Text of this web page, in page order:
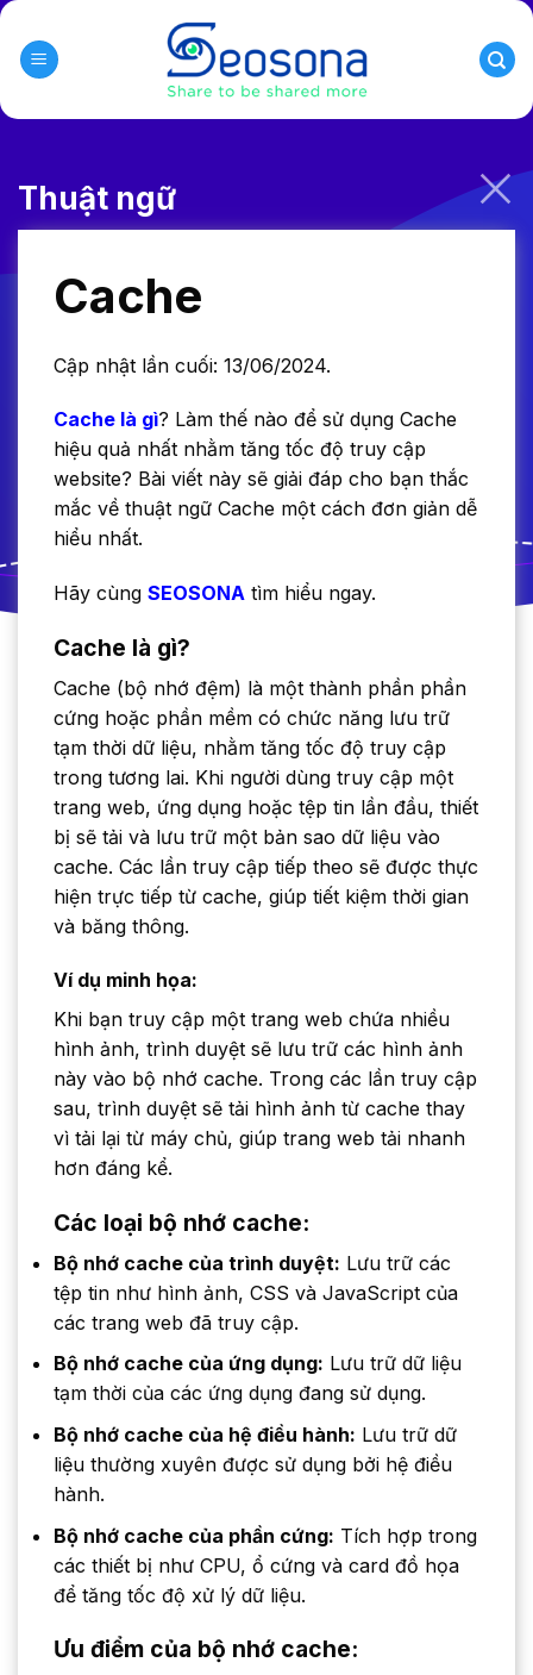
Skip
content
Thuật ngữ
Cache
Cập nhật lần cuối: 13/06/2024.
Cache là gì? Làm thế nào để sử dụng Cache
hiệu quả nhất nhằm tăng tốc độ truy cập
website? Bài viết này sẽ giải đáp cho bạn thắc
mắc về thuật ngữ Cache một cách đơn giản dễ
hiểu nhất.
Hãy cùng SEOSONA tìm hiểu ngay.
Cache là gì?
Cache (bộ nhớ đệm) là một thành phần phần
cứng hoặc phần mềm có chức năng lưu trữ
tạm thời dữ liệu, nhằm tăng tốc độ truy cập
trong tương lai. Khi người dùng truy cập một
trang web, ứng dụng hoặc tệp tin lần đầu, thiết
bị sẽ tải và lưu trữ một bản sao dữ liệu vào
cache. Các lần truy cập tiếp theo sẽ được thực
hiện trực tiếp từ cache, giúp tiết kiệm thời gian
và băng thông.
Ví dụ minh họa:
Khi bạn truy cập một trang web chứa nhiều
hình ảnh, trình duyệt sẽ lưu trữ các hình ảnh
này vào bộ nhớ cache. Trong các lần truy cập
sau, trình duyệt sẽ tải hình ảnh từ cache thay
vì tải lại từ máy chủ, giúp trang web tải nhanh
hơn đáng kể.
Các loại bộ nhớ cache:
Bộ nhớ cache của trình duyệt: Lưu trữ các
tệp tin như hình ảnh, CSS và JavaScript của
các trang web đã truy cập.
Bộ nhớ cache của ứng dụng: Lưu trữ dữ liệu
tạm thời của các ứng dụng đang sử dụng.
Bộ nhớ cache của hệ điều hành: Lưu trữ dữ
liệu thường xuyên được sử dụng bởi hệ điều
hành.
Bộ nhớ cache của phần cứng: Tích hợp trong
các thiết bị như CPU, ổ cứng và card đồ họa
để tăng tốc độ xử lý dữ liệu.
Ưu điểm của bộ nhớ cache: